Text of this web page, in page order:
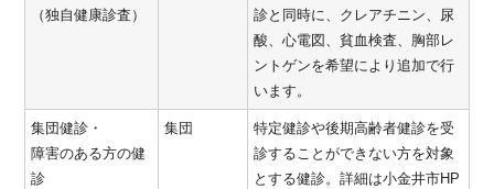
（独自健康診査）
診と同時に、クレアチニン、尿
酸、心電図、貧血検査、胸部レ
ントゲンを希望により追加で行
います。
集団健診・
障害のある方の健
診
集団
特定健診や後期高齢者健診を受
診することができない方を対象
とする健診。詳細は小金井市HP